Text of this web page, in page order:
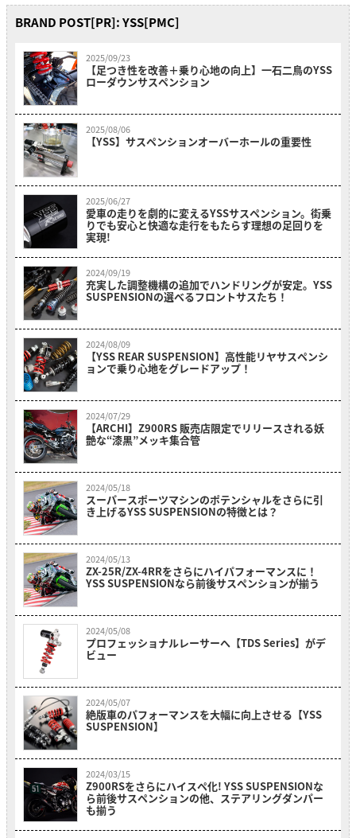
BRAND POST[PR]: YSS[PMC]
2025/09/23
【足つき性を改善＋乗り心地の向上】一石二鳥のYSS
ローダウンサスペンション
2025/08/06
【YSS】サスペンションオーバーホールの重要性
2025/06/27
愛車の走りを劇的に変えるYSSサスペンション。街乗
りでも安心と快適な走行をもたらす理想の足回りを
実現!
2024/09/19
充実した調整機構の追加でハンドリングが安定。YSS
SUSPENSIONの選べるフロントサスたち！
2024/08/09
【YSS REAR SUSPENSION】高性能リヤサスペンシ
ョンで乗り心地をグレードアップ！
2024/07/29
【ARCHI】Z900RS 販売店限定でリリースされる妖
艶な“漆黒”メッキ集合管
2024/05/18
スーパースポーツマシンのポテンシャルをさらに引
き上げるYSS SUSPENSIONの特徴とは？
2024/05/13
ZX-25R/ZX-4RRをさらにハイパフォーマンスに！
YSS SUSPENSIONなら前後サスペンションが揃う
2024/05/08
プロフェッショナルレーサーへ【TDS Series】がデ
ビュー
2024/05/07
絶版車のパフォーマンスを大幅に向上させる【YSS
SUSPENSION】
2024/03/15
Z900RSをさらにハイスペ化! YSS SUSPENSIONな
ら前後サスペンションの他、ステアリングダンパー
も揃う